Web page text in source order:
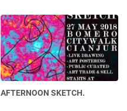
AFTERNOON SKETCH.